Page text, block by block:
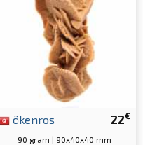
22€
ökenros
90 gram | 90x40x40 mm